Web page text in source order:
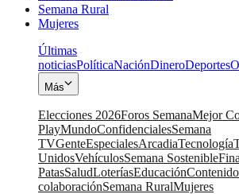
Semana Rural
Mujeres
Últimas
noticiasPolíticaNaciónDineroDeportes
Más
Elecciones 2026Foros SemanaMejor
PlayMundoConfidencialesSemana
TVGenteEspecialesArcadiaTecnología
UnidosVehículosSemana Sostenible
PatasSaludLoteríasEducación
colaboraciónSemana RuralMujeres